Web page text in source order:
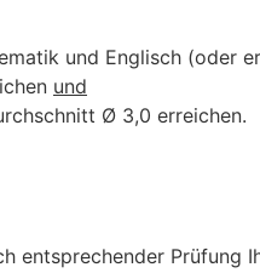
und Englisch (oder
und
Ø 3,0 erreichen.
entsprechender Prüfung